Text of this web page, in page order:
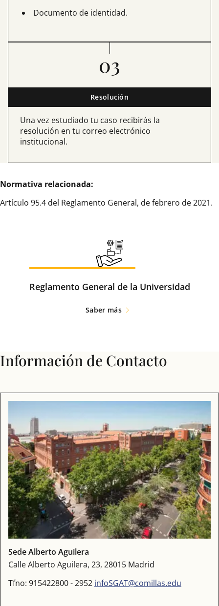
Documento de identidad.
03
Resolución
Una vez estudiado tu caso recibirás la
resolución en tu correo electrónico
institucional.
Normativa relacionada:
Artículo 95.4 del Reglamento General, de febrero de 2021.
Reglamento General de la Universidad
Saber más
Información de Contacto
Sede Alberto Aguilera
Calle Alberto Aguilera, 23, 28015 Madrid
Tfno: 915422800 - 2952 infoSGAT@comillas.edu